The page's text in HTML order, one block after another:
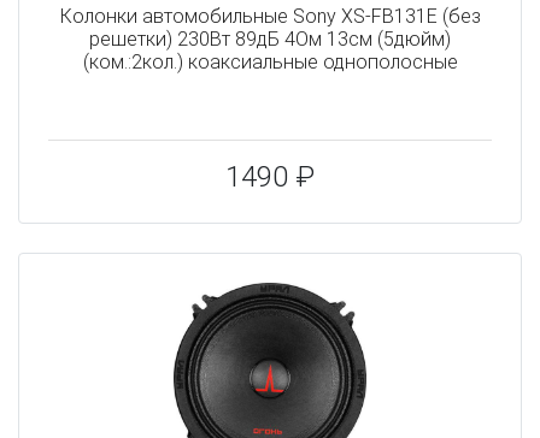
Колонки автомобильные Sony XS-FB131E (без
решетки) 230Вт 89дБ 4Ом 13см (5дюйм)
(ком.:2кол.) коаксиальные однополосные
1490 ₽